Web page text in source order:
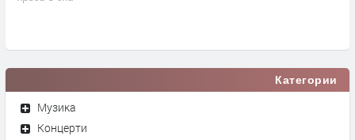
Категории
Музика
Концерти